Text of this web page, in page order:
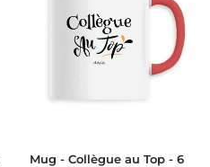
Mug - Collègue au Top - 6